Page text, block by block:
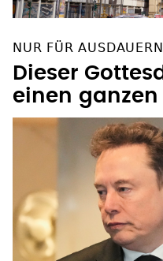
NUR FÜR
Dieser
einen ganzen